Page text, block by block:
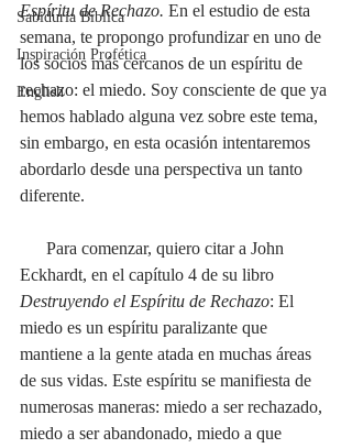
Sabiduría Bíblica
Inspiración Profética
English
Espíritu de Rechazo. En el estudio de esta
semana, te propongo profundizar en uno de
los socios más cercanos de un espíritu de
rechazo: el miedo. Soy consciente de que ya
hemos hablado alguna vez sobre este tema,
sin embargo, en esta ocasión intentaremos
abordarlo desde una perspectiva un tanto
diferente.
Eckhardt, en el capítulo 4 de su libro
Destruyendo el Espíritu de Rechazo: El
miedo es un espíritu paralizante que
mantiene a la gente atada en muchas áreas
de sus vidas. Este espíritu se manifiesta de
numerosas maneras: miedo a ser rechazado,
miedo a ser abandonado, miedo a que